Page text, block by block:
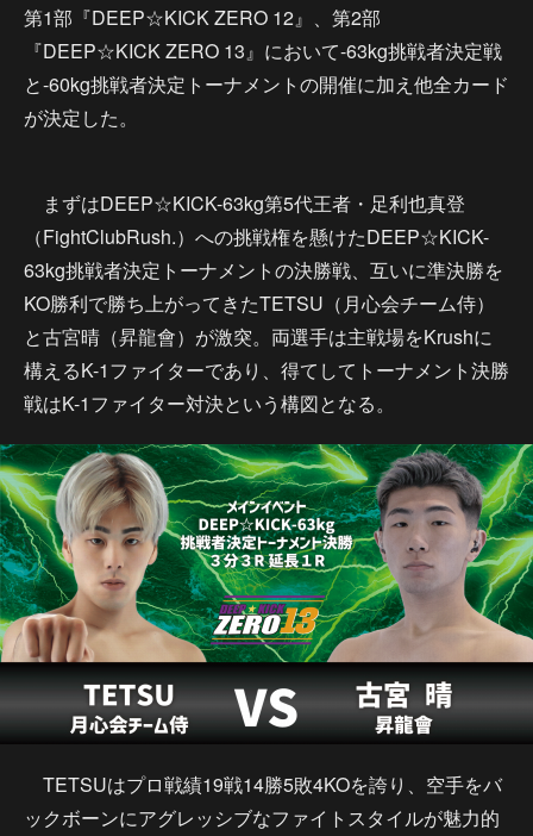
第1部『DEEP☆KICK ZERO 12』、第2部
『DEEP☆KICK ZERO 13』において-63kg挑戦者決定戦
と-60kg挑戦者決定トーナメントの開催に加え他全カード
が決定した。
まずはDEEP☆KICK-63kg第5代王者・足利也真登
（FightClubRush.）への挑戦権を懸けたDEEP☆KICK-
63kg挑戦者決定トーナメントの決勝戦、互いに準決勝を
KO勝利で勝ち上がってきたTETSU（月心会チーム侍）
と古宮晴（昇龍會）が激突。両選手は主戦場をKrushに
構えるK-1ファイターであり、得てしてトーナメント決勝
戦はK-1ファイター対決という構図となる。
TETSUはプロ戦績19戦14勝5敗4KOを誇り、空手をバ
ックボーンにアグレッシブなファイトスタイルが魅力的